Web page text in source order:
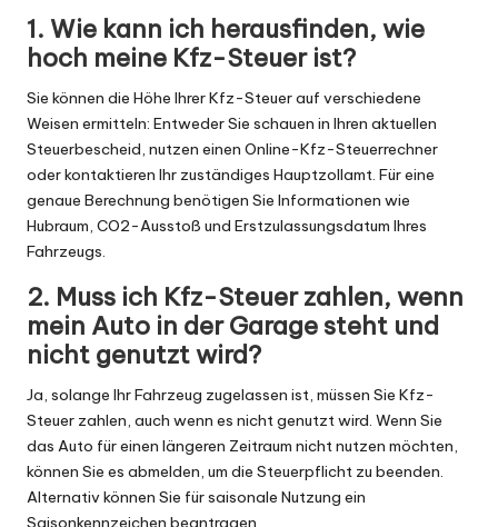
1. Wie kann ich herausfinden, wie
hoch meine Kfz-Steuer ist?
Sie können die Höhe Ihrer Kfz-Steuer auf verschiedene
Weisen ermitteln: Entweder Sie schauen in Ihren aktuellen
Steuerbescheid, nutzen einen Online-Kfz-Steuerrechner
oder kontaktieren Ihr zuständiges Hauptzollamt. Für eine
genaue Berechnung benötigen Sie Informationen wie
Hubraum, CO2-Ausstoß und Erstzulassungsdatum Ihres
Fahrzeugs.
2. Muss ich Kfz-Steuer zahlen, wenn
mein Auto in der Garage steht und
nicht genutzt wird?
Ja, solange Ihr Fahrzeug zugelassen ist, müssen Sie Kfz-
Steuer zahlen, auch wenn es nicht genutzt wird. Wenn Sie
das Auto für einen längeren Zeitraum nicht nutzen möchten,
können Sie es abmelden, um die Steuerpflicht zu beenden.
Alternativ können Sie für saisonale Nutzung ein
Saisonkennzeichen beantragen.